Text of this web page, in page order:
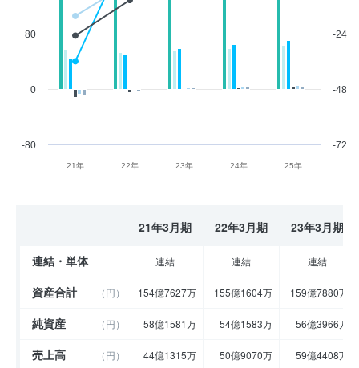
21年 22年 23年 24年 25年
-80
0
80
-72
-48
-24
21年3月期 22年3月期 23年3月期
連結・単体 連結 連結 連結
資産合計 （円） 154億7627万 155億1604万 159億7880万
純資産 （円） 58億1581万 54億1583万 56億3966万
売上高 （円） 44億1315万 50億9070万 59億4408万